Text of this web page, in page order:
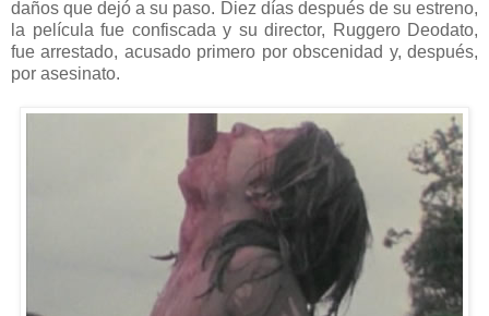
daños que dejó a su paso. Diez días después de su estreno,
la película fue confiscada y su director, Ruggero Deodato,
fue arrestado, acusado primero por obscenidad y, después,
por asesinato.